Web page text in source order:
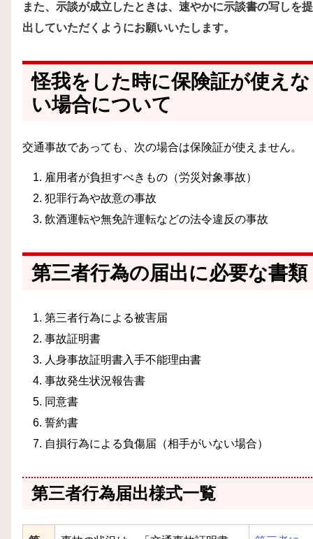
また、示談が成立したときは、速やかに示談書の写しを提
出していただくようにお願いいたします。
怪我をした時に保険証が使えな
い場合について
交通事故であっても、次の場合は保険証が使えません。
雇用者が負担すべきもの（労災対象事故）
犯罪行為や故意の事故
飲酒運転や無免許運転などの法令違反の事故
第三者行為の届出に必要な書類
第三者行為による被害届
事故証明書
人身事故証明書入手不能理由書
事故発生状況報告書
同意書
誓約書
自損行為による負傷届（相手がいない場合）
第三者行為届出様式一覧